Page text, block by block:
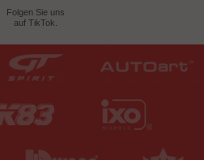
Folgen Sie uns
auf TikTok.